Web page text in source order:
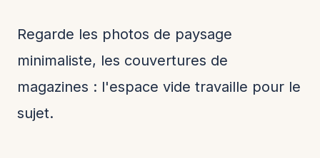
Regarde les photos de paysage
minimaliste, les couvertures de
magazines : l'espace vide travaille pour le
sujet.